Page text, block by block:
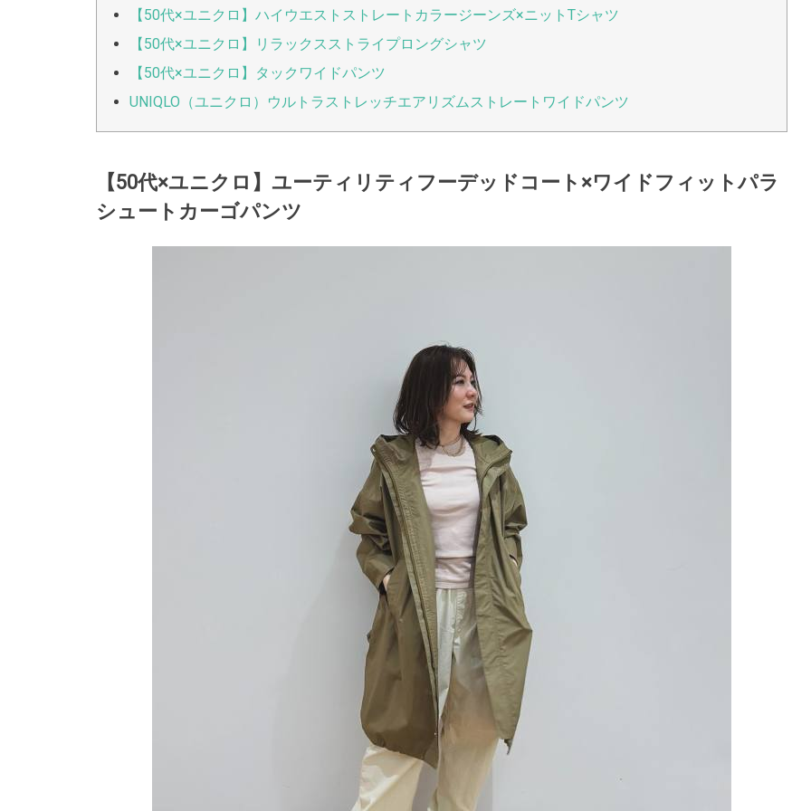
【50代×ユニクロ】ハイウエストストレートカラージーンズ×ニットTシャツ
【50代×ユニクロ】リラックスストライプロングシャツ
【50代×ユニクロ】タックワイドパンツ
UNIQLO（ユニクロ）ウルトラストレッチエアリズムストレートワイドパンツ
【50代×ユニクロ】ユーティリティフーデッドコート×ワイドフィットパラ
シュートカーゴパンツ